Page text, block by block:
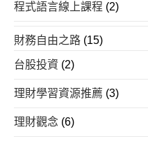
程式語言線上課程 (2)
財務自由之路 (15)
台股投資 (2)
理財學習資源推薦 (3)
理財觀念 (6)